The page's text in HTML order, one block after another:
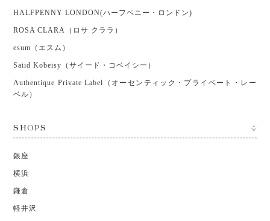
HALFPENNY LONDON(ハーフペニー・ロンドン)
ROSA CLARA（ロサ クララ）
esum（エスム）
Saiid Kobeisy（サイード・コベイシー）
Authentique Private Label（オーセンティック・プライベート・レー
ベル）
SHOPS
銀座
横浜
鎌倉
軽井沢